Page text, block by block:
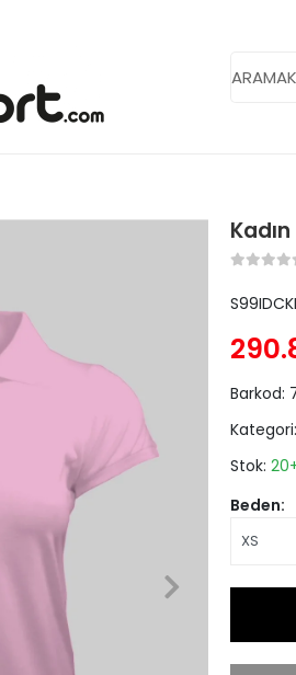
Barkod:
Kategori:
Stok:
Beden: